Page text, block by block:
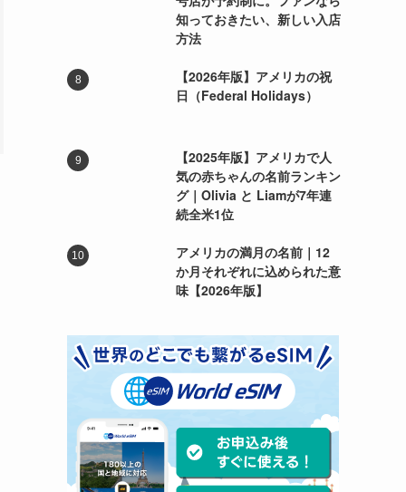
知っておきたい、新しい入店
方法
【2026年版】アメリカの祝
日（Federal Holidays）
【2025年版】アメリカで人
気の赤ちゃんの名前ランキン
グ｜Olivia と Liamが7年連
続全米1位
アメリカの満月の名前｜12
か月それぞれに込められた意
味【2026年版】